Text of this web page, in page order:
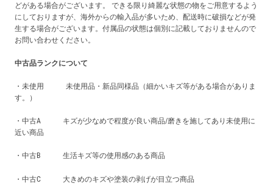
どがある場合がございます。 できる限り綺麗な状態の物をご用意するよう
にしておりますが、海外からの輸入品が多いため、配送時に破損などが発
生する場合がございます。付属品の状態は個別に記載しておりませんので
お問い合わせください。
中古品ランクについて
・未使用 未使用品・新品同様品（細かいキズ等がある場合がありま
す。）
・中古A キズが少なめで程度が良い商品/磨きを施してあり未使用に
近い商品
・中古B 生活キズ等の使用感のある商品
・中古C 大きめのキズや塗装の剥げが目立つ商品